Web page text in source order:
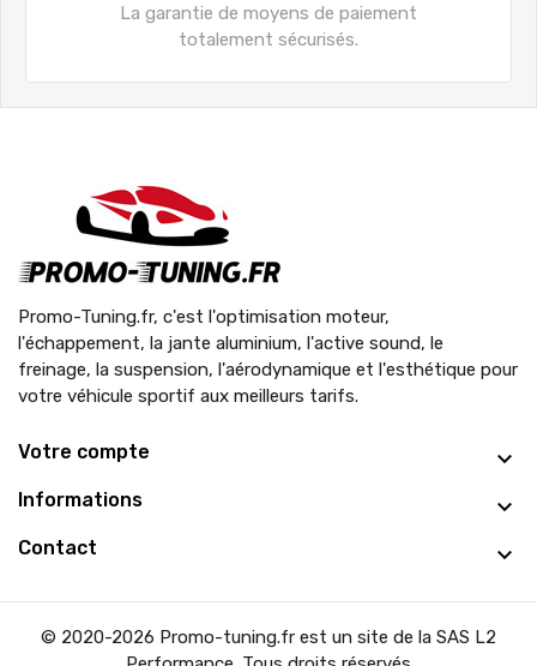
La garantie de moyens de paiement
totalement sécurisés.
Promo-Tuning.fr, c'est l'optimisation moteur,
l'échappement, la jante aluminium, l'active sound, le
freinage, la suspension, l'aérodynamique et l'esthétique pour
votre véhicule sportif aux meilleurs tarifs.
Votre compte
Informations
Contact
© 2020-2026 Promo-tuning.fr est un site de la SAS L2